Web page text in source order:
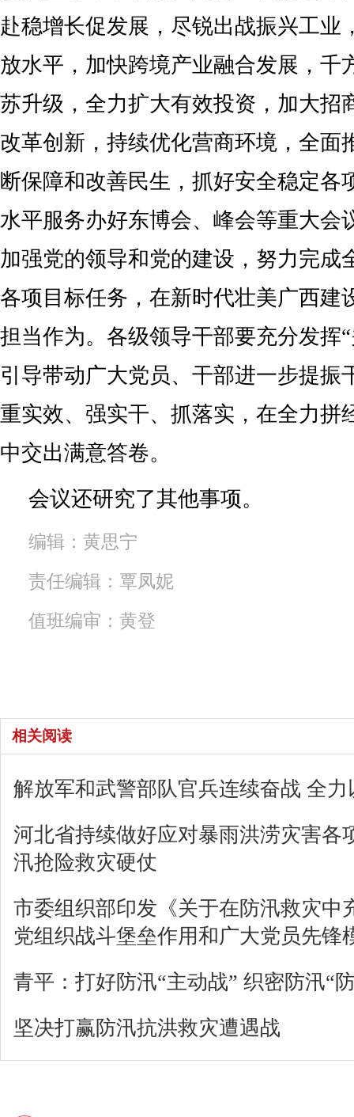
赴稳增长促发展，尽锐出战振兴工业
放水平，加快跨境产业融合发展，千
苏升级，全力扩大有效投资，加大招
改革创新，持续优化营商环境，全面
断保障和改善民生，抓好安全稳定各
水平服务办好东博会、峰会等重大会
加强党的领导和党的建设，努力完成
各项目标任务，在新时代壮美广西建
担当作为。各级领导干部要充分发挥
引导带动广大党员、干部进一步提振
重实效、强实干、抓落实，在全力拼
中交出满意答卷。
会议还研究了其他事项。
编辑：黄思宁
责任编辑：覃凤妮
值班编审：黄登
相关阅读
解放军和武警部队官兵连续奋战 全
河北省持续做好应对暴雨洪涝灾害各
汛抢险救灾硬仗
市委组织部印发《关于在防汛救灾中
党组织战斗堡垒作用和广大党员先锋
青平：打好防汛“主动战” 织密防汛“
坚决打赢防汛抗洪救灾遭遇战